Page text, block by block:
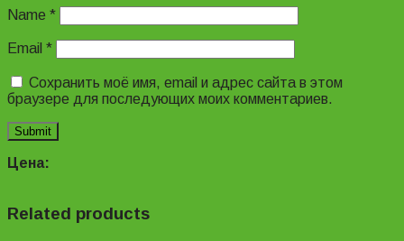
Name *
Email *
Сохранить моё имя, email и адрес сайта в этом
браузере для последующих моих комментариев.
Цена:
Related products